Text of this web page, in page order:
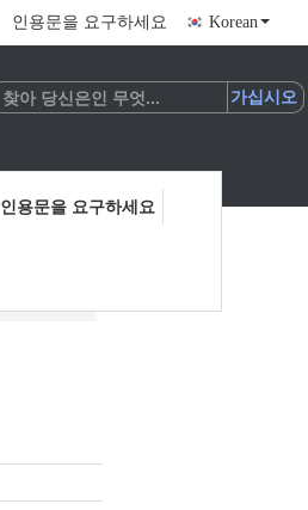
인용문을 요구하세요 Korean
인용문을 요구하세요